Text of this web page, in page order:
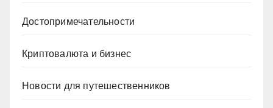
Достопримечательности
Криптовалюта и бизнес
Новости для путешественников